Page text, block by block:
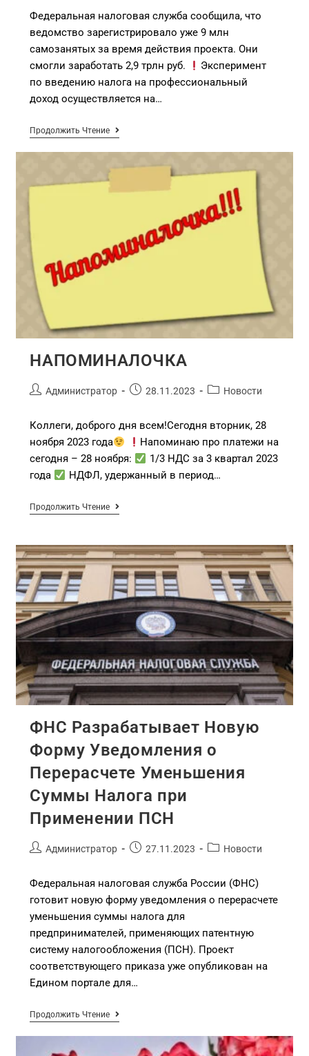
Федеральная налоговая служба сообщила, что
ведомство зарегистрировало уже 9 млн
самозанятых за время действия проекта. Они
смогли заработать 2,9 трлн руб.
Эксперимент
по введению налога на профессиональный
доход осуществляется на…
Продолжить Чтение
НАПОМИНАЛОЧКА
Администратор 28.11.2023 Новости
Коллеги, доброго дня всем!Сегодня вторник, 28
ноября 2023 года
Напоминаю про платежи на
сегодня – 28 ноября:
1/3 НДС за 3 квартал 2023
года
НДФЛ, удержанный в период…
Продолжить Чтение
ФНС Разрабатывает Новую
Форму Уведомления о
Перерасчете Уменьшения
Суммы Налога при
Применении ПСН
Администратор 27.11.2023 Новости
Федеральная налоговая служба России (ФНС)
готовит новую форму уведомления о перерасчете
уменьшения суммы налога для
предпринимателей, применяющих патентную
систему налогообложения (ПСН). Проект
соответствующего приказа уже опубликован на
Едином портале для…
Продолжить Чтение